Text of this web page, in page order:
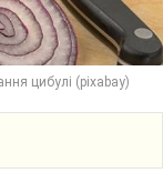
цибулі (pixabay)